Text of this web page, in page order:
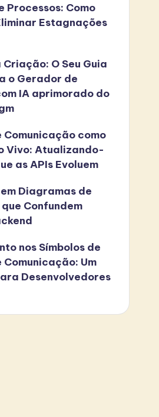
Processos: Como
Estagnações
O Seu Guia
o Gerador de
IA aprimorado do
como
Vivo: Atualizando-
as APIs Evoluem
Diagramas de
Confundem
nos Símbolos de
Um
Desenvolvedores